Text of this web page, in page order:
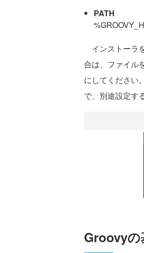
PATH
インストーラ
合は、ファイル
にしてください
で、別途設定す
Groovyの